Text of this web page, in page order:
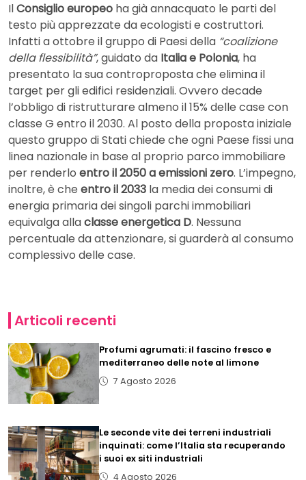
IlConsiglio europeo ha già annacquato le parti del
testo più apprezzate da ecologisti e costruttori.
Infatti a ottobre il gruppo di Paesi della “coalizione
della flessibilità”, guidato da Italia e Polonia, ha
presentato la sua controproposta che elimina il
target per gli edifici residenziali. Ovvero decade
l’obbligo di ristrutturare almeno il 15% delle case con
classe G entro il 2030. Al posto della proposta iniziale
questo gruppo di Stati chiede che ogni Paese fissi una
linea nazionale in base al proprio parco immobiliare
per renderlo entro il 2050 a emissioni zero. L’impegno,
inoltre, è che entro il 2033 la media dei consumi di
energia primaria dei singoli parchi immobiliari
equivalga allaclasse energetica D. Nessuna
percentuale da attenzionare, si guarderà al consumo
complessivo delle case.
Articoli recenti
Profumi agrumati: il fascino fresco e
mediterraneo delle note al limone
7 Agosto 2026
Le seconde vite dei terreni industriali
inquinati: come l’Italia sta recuperando
i suoi ex siti industriali
4 Agosto 2026